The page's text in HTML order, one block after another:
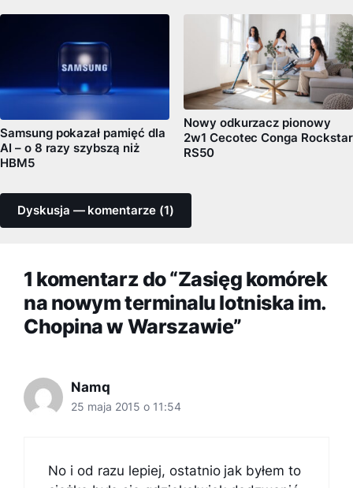
Samsung pokazał pamięć dla
AI – o 8 razy szybszą niż
HBM5
Nowy odkurzacz pionowy
2w1 Cecotec Conga Rockstar
RS50
Dyskusja — komentarze (1)
1 komentarz do “Zasięg komórek
na nowym terminalu lotniska im.
Chopina w Warszawie”
Namq
25 maja 2015 o 11:54
No i od razu lepiej, ostatnio jak byłem to